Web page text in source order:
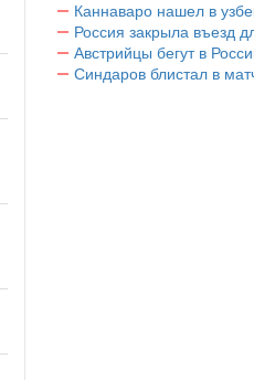
Каннаваро нашел в
Россия закрыла въезд
Австрийцы бегут в
Синдаров блистал в